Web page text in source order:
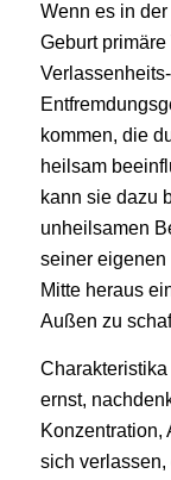
Wenn es in
Geburt
kommen, die
heilsam
kann sie dazu
unheilsamen
seiner eigenen
Mitte heraus
Außen zu
Charakteristika
ernst,
Konzentration,
sich